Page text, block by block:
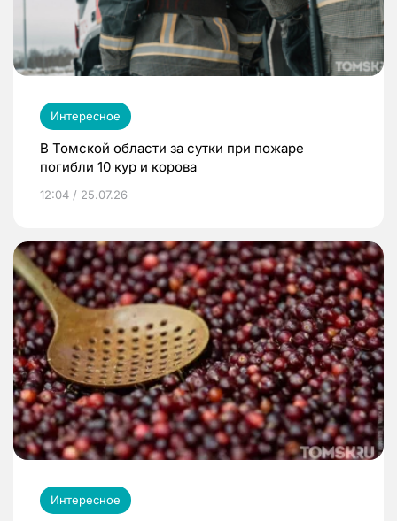
Интересное
В Томской области за сутки при пожаре
погибли 10 кур и корова
12:04 / 25.07.26
Интересное